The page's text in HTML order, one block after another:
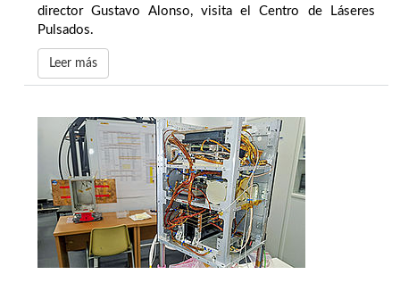
director Gustavo Alonso, visita el Centro de Láseres
Pulsados.
Leer más